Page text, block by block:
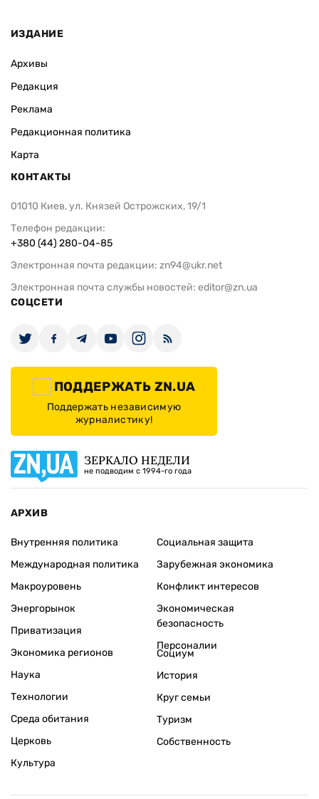
ИЗДАНИЕ
Архивы
Редакция
Реклама
Редакционная политика
Карта
КОНТАКТЫ
01010 Киев, ул. Князей Острожских, 19/1
Телефон редакции:
+380 (44) 280-04-85
Электронная почта редакции: zn94@ukr.net
Электронная почта службы новостей: editor@zn.ua
СОЦСЕТИ
ПОДДЕРЖАТЬ ZN.UA
Поддержать независимую
журналистику!
ЗЕРКАЛО НЕДЕЛИ
не подводим с 1994-го года
АРХИВ
Внутренняя политика
Международная политика
Макроуровень
Энергорынок
Приватизация
Экономика регионов
Социальная защита
Зарубежная экономика
Конфликт интересов
Экономическая
безопасность
Персоналии
Наука
Технологии
Среда обитания
Церковь
Культура
Социум
История
Круг семьи
Туризм
Собственность